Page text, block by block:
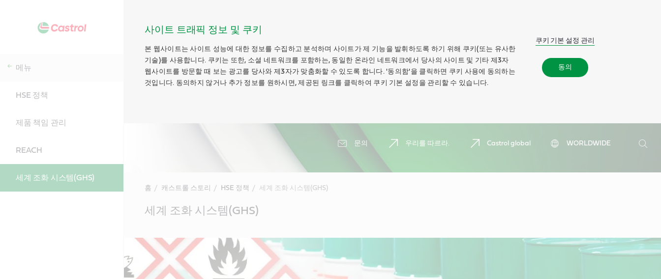
사이트 트래픽 정보 및 쿠키
본 웹사이트는 사이트 성능에 대한 정보를 수집하고 분석하며 사이트가 제 기능을 발휘하도록 하기 위해 쿠키(또는 유사한
기술)를 사용합니다. 쿠키는 또한, 소셜 네트워크를 포함하는, 동일한 온라인 네트워크에서 당사의 사이트 및 기타 제3자
웹사이트를 방문할 때 보는 광고를 당사와 제3자가 맞춤화할 수 있도록 합니다. '동의함'을 클릭하면 쿠키 사용에 동의하는
것입니다. 동의하지 않거나 추가 정보를 원하시면, 제공된 링크를 클릭하여 쿠키 기본 설정을 관리할 수 있습니다.
쿠키 기본 설정 관리
동의
문의 우리를 따르라. Castrol global
WORLDWIDE
검
메뉴
HSE 정책
제품 책임 관리
REACH
세계 조화 시스템(GHS)
홈 캐스트롤 스토리 HSE 정책 세계 조화 시스템(GHS)
Content세계 조화 시스템(GHS)